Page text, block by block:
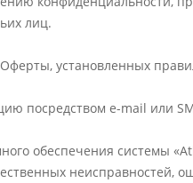
лиц.
установленных
посредством e-mail или
обеспечения системы
неисправностей,